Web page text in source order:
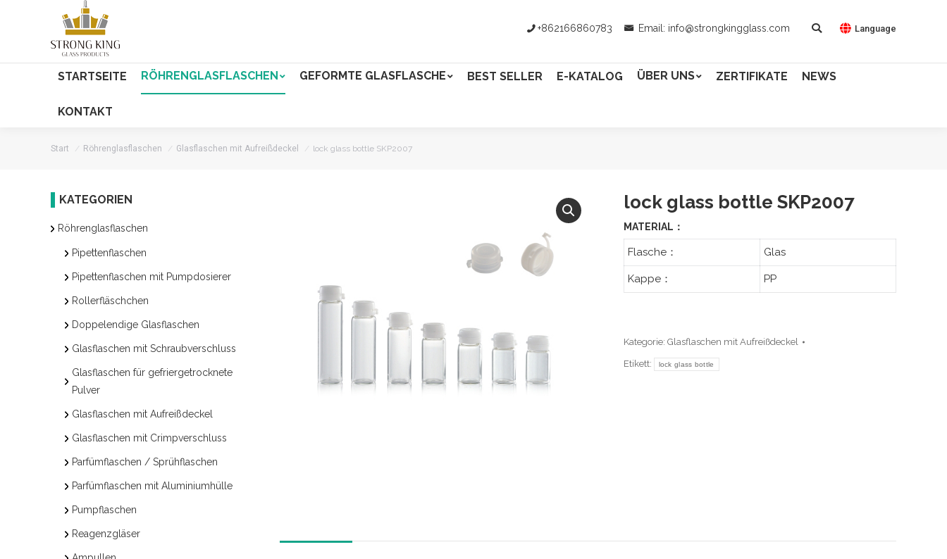
+862166860783 Email: info@strongkingglass.com Language
STARTSEITE RÖHRENGLASFLASCHEN GEFORMTE GLASFLASCHE BEST SELLER E-KATALOG ÜBER UNS ZERTIFIKATE NEWS
KONTAKT
Start Röhrenglasflaschen Glasflaschen mit Aufreißdeckel lock glass bottle SKP2007
lock glass bottle SKP2007
MATERIAL：
Flasche： Glas
Kappe： PP
Kategorie: Glasflaschen mit Aufreißdeckel
Etikett: lock glass bottle
KATEGORIEN
Röhrenglasflaschen
Pipettenflaschen
Pipettenflaschen mit Pumpdosierer
Rollerfläschchen
Doppelendige Glasflaschen
Glasflaschen mit Schraubverschluss
Glasflaschen für gefriergetrocknete
Pulver
Glasflaschen mit Aufreißdeckel
Glasflaschen mit Crimpverschluss
Parfümflaschen / Sprühflaschen
Parfümflaschen mit Aluminiumhülle
Pumpflaschen
Reagenzgläser